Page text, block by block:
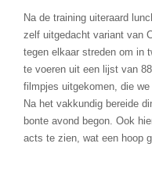
Na de training uiteraard
zelf uitgedacht variant van
tegen elkaar streden om in
te voeren uit een lijst van
filmpjes uitgekomen, die
Na het vakkundig bereide
bonte avond begon. Ook
acts te zien, wat een hoop